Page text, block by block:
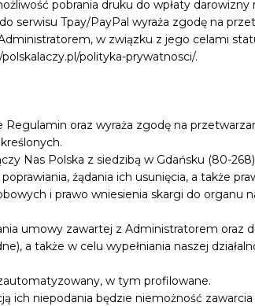
pobrania druku do wpłaty darowizny
serwisu Tpay/PayPal wyraża zgodę na
w związku z jego celami
polityka-prywatnosci/.
oraz wyraża zgodę na
Nas Polska z siedzibą w Gdańsku (80-
żądania ich usunięcia, a także
i prawo wniesienia skargi do organu
umowy zawartej z Administratorem oraz
a także w celu wypełniania naszej
w tym profilowane.
ich niepodania będzie niemożność